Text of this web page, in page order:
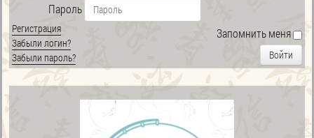
Пароль
Запомнить меня
Войти
Регистрация
Забыли логин?
Забыли пароль?